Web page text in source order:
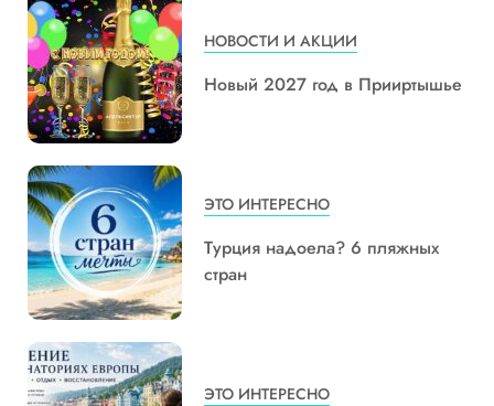
НОВОСТИ И АКЦИИ
Новый 2027 год в Прииртышье
ЭТО ИНТЕРЕСНО
Турция надоела? 6 пляжных
стран
ЭТО ИНТЕРЕСНО